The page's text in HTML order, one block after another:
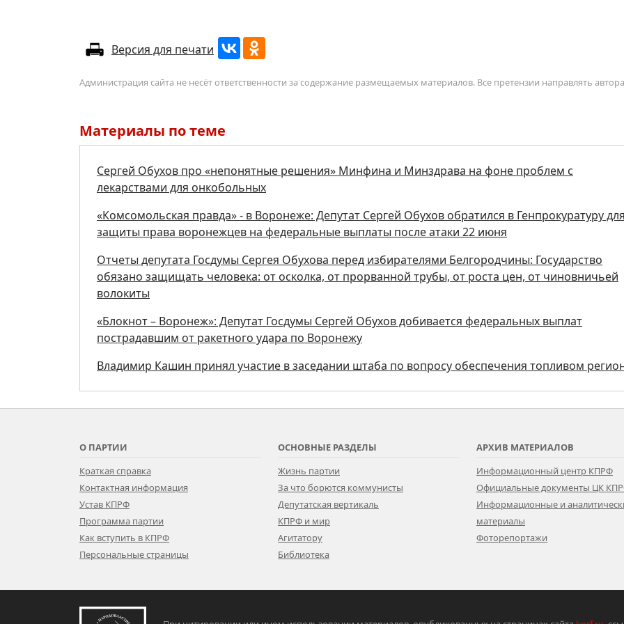
Версия для печати
Администрация сайта не несёт ответственности за содержание размещаемых материалов. Все претензии направлять
Материалы по теме
Сергей Обухов про «непонятные решения» Минфина и Минздрава на фоне проблем с
лекарствами для онкобольных
«Комсомольская правда» - в Воронеже: Депутат Сергей Обухов обратился в Генпрокуратуру для
защиты права воронежцев на федеральные выплаты после атаки 22 июня
Отчеты депутата Госдумы Сергея Обухова перед избирателями Белгородчины: Государство
обязано защищать человека: от осколка, от прорванной трубы, от роста цен, от чиновничьей
волокиты
«Блокнот – Воронеж»: Депутат Госдумы Сергей Обухов добивается федеральных выплат
пострадавшим от ракетного удара по Воронежу
Владимир Кашин принял участие в заседании штаба по вопросу обеспечения топливом
О ПАРТИИ
Краткая справка
Контактная информация
Устав КПРФ
Программа партии
Как вступить в КПРФ
Персональные страницы
ОСНОВНЫЕ РАЗДЕЛЫ
Жизнь партии
За что борются коммунисты
Депутатская вертикаль
КПРФ и мир
Агитатору
Библиотека
АРХИВ МАТЕРИАЛОВ
Информационный центр КПРФ
Официальные документы ЦК
Информационные и
материалы
Фоторепортажи